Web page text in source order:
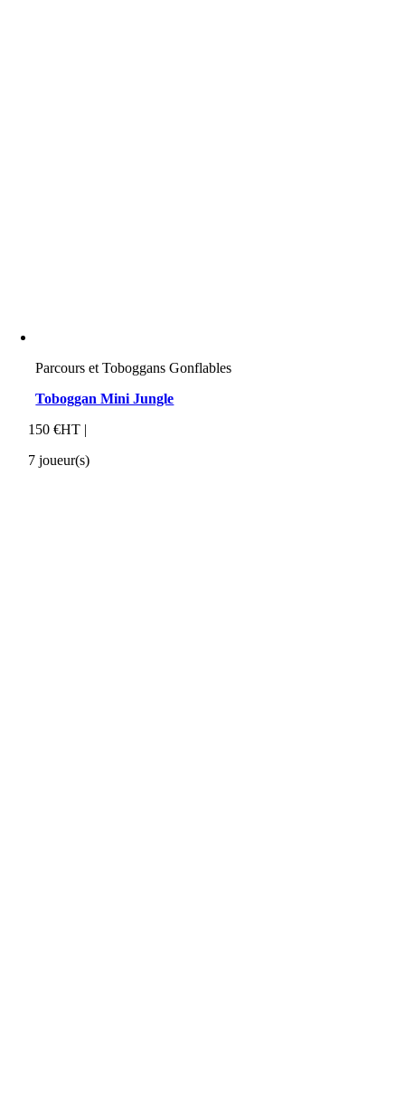
Parcours et Toboggans Gonflables
Toboggan Mini Jungle
150 €HT |
7 joueur(s)